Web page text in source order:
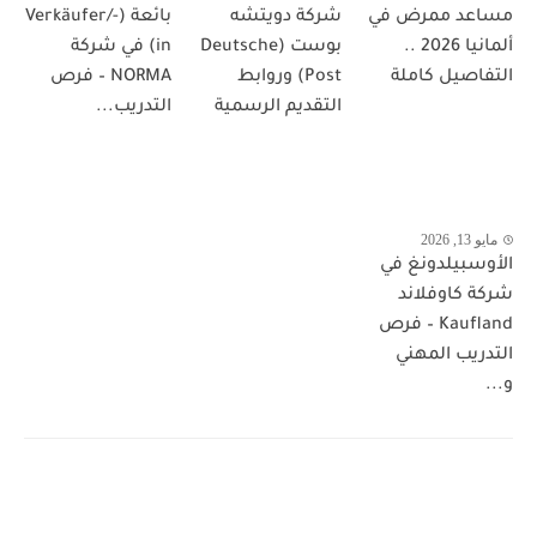
مساعد ممرض في
ألمانيا 2026 ..
التفاصيل كاملة
شركة دويتشه
بوست (Deutsche
Post) وروابط
التقديم الرسمية
بائعة (Verkäufer/-
in) في شركة
NORMA – فرص
التدريب...
مايو 13, 2026
الأوسبيلدونغ في
شركة كاوفلاند
Kaufland – فرص
التدريب المهني
و...